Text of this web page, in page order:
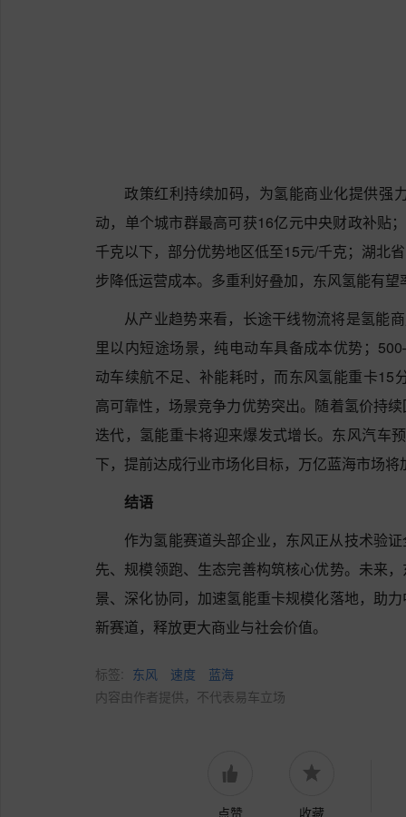
政策红利持续加码，为氢能商业化提供强
动，单个城市群最高可获16亿元中央财政补贴
千克以下，部分优势地区低至15元/千克；湖北
步降低运营成本。多重利好叠加，东风氢能有
从产业趋势来看，长途干线物流将是氢能
里以内短途场景，纯电动车具备成本优势；
动车续航不足、补能耗时，而东风氢能重卡15
高可靠性，场景竞争力优势突出。随着氢价持
迭代，氢能重卡将迎来爆发式增长。东风汽车
下，提前达成行业市场化目标，万亿蓝海市场将
结语
作为氢能赛道头部企业，东风正从技术验
先、规模领跑、生态完善构筑核心优势。未来
景、深化协同，加速氢能重卡规模化落地，助
新赛道，释放更大商业与社会价值。
标签: 东风 速度
蓝海
内容由作者提供，不代表易车立场
点赞 收藏